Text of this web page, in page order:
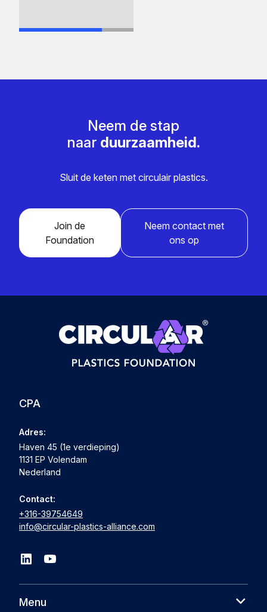
Neem de stap
naar duurzaamheid.
Sluit de keten met circulair plastics.
Join de
Foundation
Neem contact met
ons op
CPA
Adres:
Haven 45 (1e verdieping)
1131 EP Volendam
Nederland
Contact:
+316-39754649
info@circular-plastics-alliance.com
Menu